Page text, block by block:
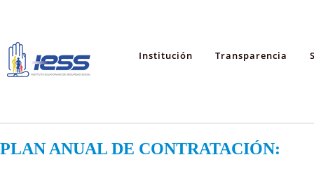
Institución Transparencia
PLAN ANUAL DE CONTRATACIÓN: